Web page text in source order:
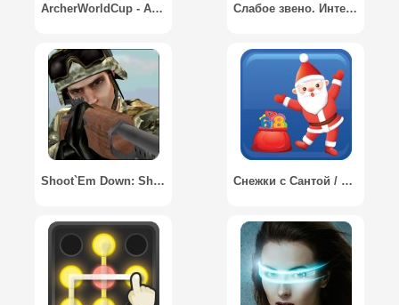
ArcherWorldCup - Archery game Слабое звено. Интеллектуальная викторина. / Weakest Link Free Trivia Quiz Game Show
Shoot`Em Down: Shooting game Снежки с Сантой / Math Santa